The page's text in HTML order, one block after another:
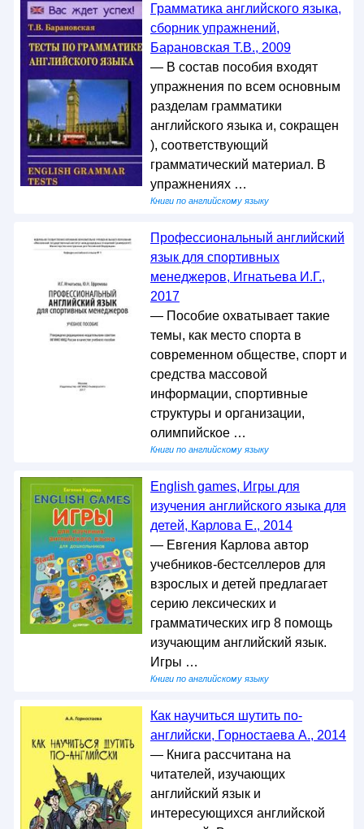
Грамматика английского языка,
сборник упражнений,
Барановская Т.В., 2009
— В состав пособия входят
упражнения по всем основным
разделам грамматики
английского языка и, сокращен
), соответствующий
грамматический материал. В
упражнениях …
Книги по английскому языку
Профессиональный английский
язык для спортивных
менеджеров, Игнатьева И.Г.,
2017
— Пособие охватывает такие
темы, как место спорта в
современном обществе, спорт и
средства массовой
информации, спортивные
структуры и организации,
олимпийское …
Книги по английскому языку
English games, Игры для
изучения английского языка для
детей, Карлова Е., 2014
— Евгения Карлова автор
учебников-бестселлеров для
взрослых и детей предлагает
серию лексических и
грамматических игр 8 помощь
изучающим английский язык.
Игры …
Книги по английскому языку
Как научиться шутить по-
английски, Горностаева А., 2014
— Книга рассчитана на
читателей, изучающих
английский язык и
интересующихся английской